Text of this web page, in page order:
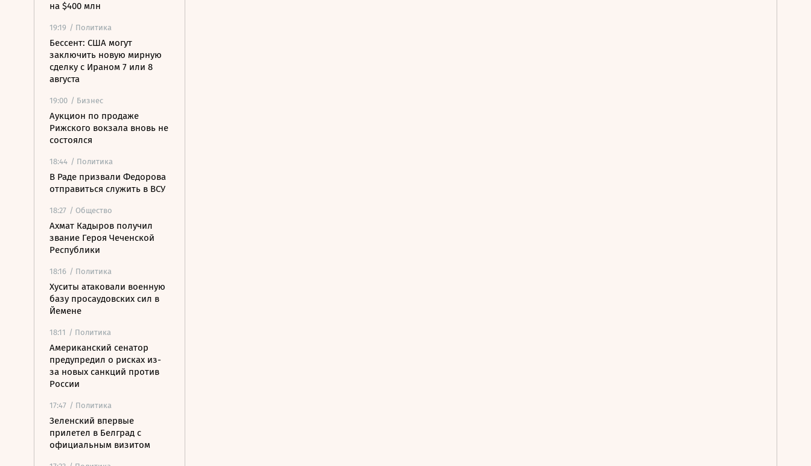
на $400 млн
19:19 / Политика
Бессент: США могут
заключить новую мирную
сделку с Ираном 7 или 8
августа
19:00 / Бизнес
Аукцион по продаже
Рижского вокзала вновь не
состоялся
18:44 / Политика
В Раде призвали Федорова
отправиться служить в ВСУ
18:27 / Общество
Ахмат Кадыров получил
звание Героя Чеченской
Республики
18:16 / Политика
Хуситы атаковали военную
базу просаудовских сил в
Йемене
18:11 / Политика
Американский сенатор
предупредил о рисках из-
за новых санкций против
России
17:47 / Политика
Зеленский впервые
прилетел в Белград с
официальным визитом